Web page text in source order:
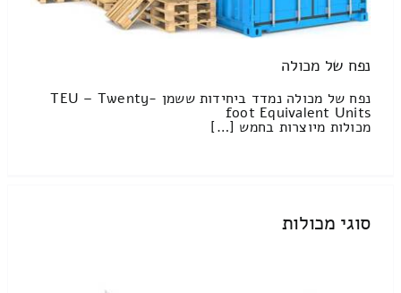
נפח של מכולה
נפח של מכולה נמדד ביחידות ששמן TEU – Twenty-
foot Equivalent Units
מכולות מיוצרות בחמש […]
סוגי מכולות